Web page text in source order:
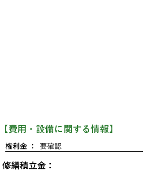
費用・設備に関する情報】
権利金 ： 要確認
修繕積立金：